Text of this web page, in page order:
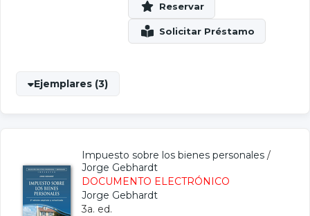
Ejemplares (3)
Impuesto sobre los bienes personales /
Jorge Gebhardt
DOCUMENTO ELECTRÓNICO
Jorge Gebhardt
3a. ed.